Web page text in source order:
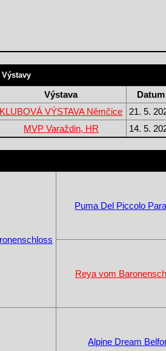
Výstavy
Výstava
Datum
KLUBOVÁ VÝSTAVA Němčice
21. 5.
MVP Varaždin, HR
14. 5.
Puma Del Piccolo
Reya vom
Alpine Dream